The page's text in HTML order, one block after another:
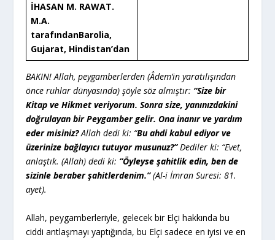
İHASAN M. RAWAT.
M.A.
tarafındanBarolia,
Gujarat, Hindistan’dan
BAKIN! Allah, peygamberlerden (Âdem’in yaratılışından
önce ruhlar dünyasında) şöyle söz almıştır: “Size bir
Kitap ve Hikmet veriyorum. Sonra size, yanınızdakini
doğrulayan bir Peygamber gelir. Ona inanır ve yardım
eder misiniz?Allah dedi ki: “Bu ahdi kabul ediyor ve
üzerinize bağlayıcı tutuyor musunuz?”Dediler ki: “Evet,
anlaştık. (Allah) dedi ki: “Öyleyse şahitlik edin, ben de
sizinle beraber şahitlerdenim.”(Al-i İmran Suresi: 81.
ayet).
Allah, peygamberleriyle, gelecek bir Elçi hakkında bu
ciddi antlaşmayı yaptığında, bu Elçi sadece en iyisi ve en